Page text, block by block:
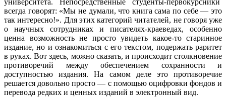
всегда говорят: «Мы не думали, что книга сама по себе — это
так интересно!». Для этих категорий читателей, не говоря уже
о научных сотрудниках и писателях-краеведах, особенно
ценна возможность не просто увидеть какое-то старинное
издание, но и ознакомиться с его текстом, подержать раритет
в руках. Вот здесь, можно сказать, и происходит столкновение
противоречий между обеспечением сохранности и
доступностью издания. На самом деле это противоречие
решается довольно просто — с помощью оцифровки фондов и
перевода редких и ценных изданий в электронный вид.